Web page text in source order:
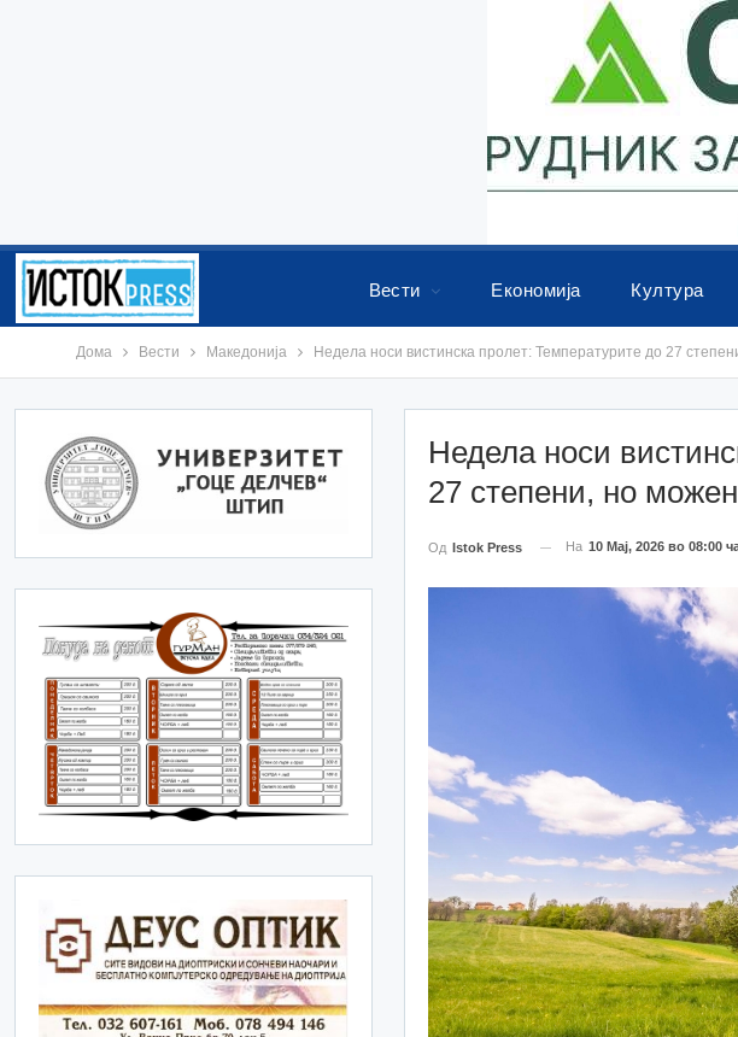
Вести Економија Култура
Дома Вести Македонија Недела носи вистинска пролет: Температурите до 27
Недела носи
27 степени, но
Од Istok Press На 10 Мај, 2026 во 08:00